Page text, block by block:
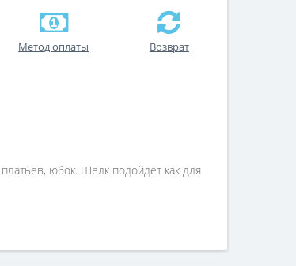
Метод оплаты Возврат
юбок. Шелк подойдет как для